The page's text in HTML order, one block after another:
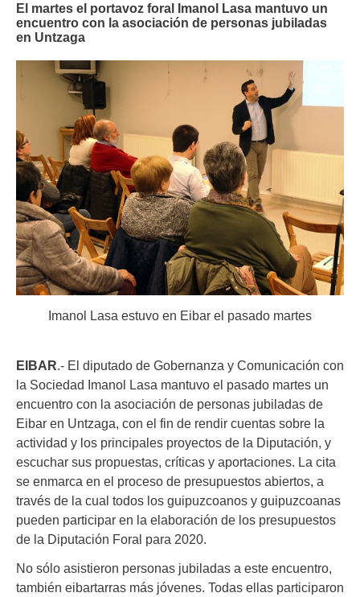
El martes el portavoz foral Imanol Lasa mantuvo un
encuentro con la asociación de personas jubiladas
en Untzaga
Imanol Lasa estuvo en Eibar el pasado martes
EIBAR.- El diputado de Gobernanza y Comunicación con
la Sociedad Imanol Lasa mantuvo el pasado martes un
encuentro con la asociación de personas jubiladas de
Eibar en Untzaga, con el fin de rendir cuentas sobre la
actividad y los principales proyectos de la Diputación, y
escuchar sus propuestas, críticas y aportaciones. La cita
se enmarca en el proceso de presupuestos abiertos, a
través de la cual todos los guipuzcoanos y guipuzcoanas
pueden participar en la elaboración de los presupuestos
de la Diputación Foral para 2020.
No sólo asistieron personas jubiladas a este encuentro,
también eibartarras más jóvenes. Todas ellas participaron